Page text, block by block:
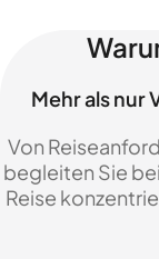
Mehr als nur
Von
begleiten Sie
Reise